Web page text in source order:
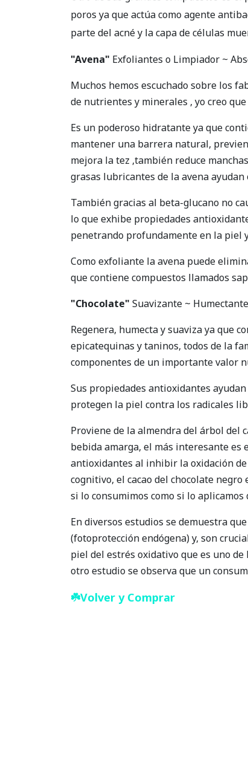
poros ya que actúa como agente
parte del acné y la capa de células
"Avena" Exfoliantes o Limpiador ~
Muchos hemos escuchado sobre los
de nutrientes y minerales , yo creo
Es un poderoso hidratante ya que
mantener una barrera natural,
mejora la tez ,también reduce
grasas lubricantes de la avena ayudan
También gracias al beta-glucano no
lo que exhibe propiedades
penetrando profundamente en la piel
Como exfoliante la avena puede
que contiene compuestos llamados
"Chocolate" Suavizante ~
Regenera, humecta y suaviza ya que
epicatequinas y taninos, todos de la
componentes de un importante valor
Sus propiedades antioxidantes
protegen la piel contra los radicales
Proviene de la almendra del árbol del
bebida amarga, el más interesante es
antioxidantes al inhibir la oxidación
cognitivo, el cacao del chocolate
si lo consumimos como si lo aplicamos
En diversos estudios se demuestra
(fotoprotección endógena) y, son
piel del estrés oxidativo que es uno
otro estudio se observa que un
☘️Volver y Comprar